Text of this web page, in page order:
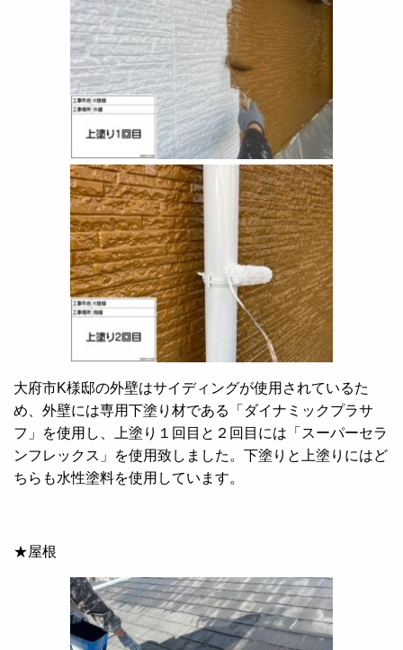
大府市K様邸の外壁はサイディングが使用されているた
め、外壁には専用下塗り材である「ダイナミックプラサ
フ」を使用し、上塗り１回目と２回目には「スーパーセラ
ンフレックス」を使用致しました。下塗りと上塗りにはど
ちらも水性塗料を使用しています。
★屋根